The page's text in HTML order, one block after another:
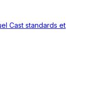
Cast standards et